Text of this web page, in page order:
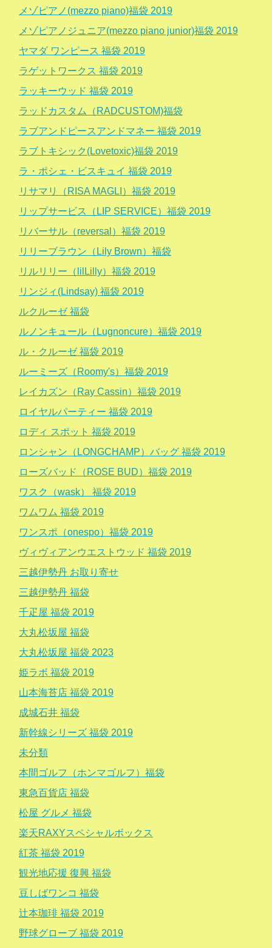
メゾピアノ(mezzo piano)福袋 2019
メゾピアノジュニア(mezzo piano junior)福袋 2019
ヤマダ ワンピース 福袋 2019
ラゲットワークス 福袋 2019
ラッキーウッド 福袋 2019
ラッドカスタム（RADCUSTOM)福袋
ラブアンドピースアンドマネー 福袋 2019
ラブトキシック(Lovetoxic)福袋 2019
ラ・ポシェ・ビスキュイ 福袋 2019
リサマリ（RISA MAGLI）福袋 2019
リップサービス（LIP SERVICE）福袋 2019
リバーサル（reversal）福袋 2019
リリーブラウン（Lily Brown）福袋
リルリリー（lilLilly）福袋 2019
リンジィ(Lindsay) 福袋 2019
ルクルーゼ 福袋
ルノンキュール（Lugnoncure）福袋 2019
ル・クルーゼ 福袋 2019
ルーミーズ（Roomy's）福袋 2019
レイカズン（Ray Cassin）福袋 2019
ロイヤルパーティー 福袋 2019
ロディ スポット 福袋 2019
ロンシャン（LONGCHAMP）バッグ 福袋 2019
ローズバッド（ROSE BUD）福袋 2019
ワスク（wask） 福袋 2019
ワムワム 福袋 2019
ワンスポ（onespo）福袋 2019
ヴィヴィアンウエストウッド 福袋 2019
三越伊勢丹 お取り寄せ
三越伊勢丹 福袋
千疋屋 福袋 2019
大丸松坂屋 福袋
大丸松坂屋 福袋 2023
姫ラボ 福袋 2019
山本海苔店 福袋 2019
成城石井 福袋
新幹線シリーズ 福袋 2019
未分類
本間ゴルフ（ホンマゴルフ）福袋
東急百貨店 福袋
松屋 グルメ 福袋
楽天RAXYスペシャルボックス
紅茶 福袋 2019
観光地応援 復興 福袋
豆しばワンコ 福袋
辻本珈琲 福袋 2019
野球グローブ 福袋 2019